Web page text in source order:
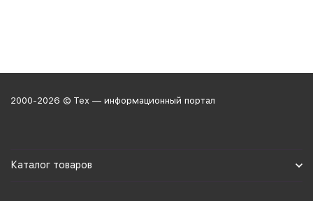
2000-2026 © Тех — информационный портал
Каталог товаров